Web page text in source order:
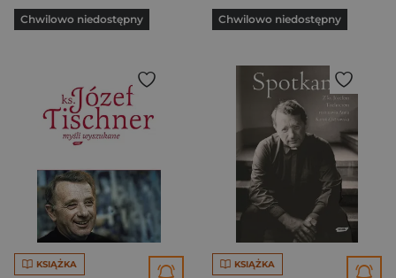
Chwilowo niedostępny Chwilowo niedostępny
KSIĄŻKA KSIĄŻKA